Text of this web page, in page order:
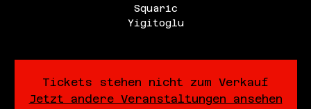
Squaric
Yigitoglu
Tickets stehen nicht zum Verkauf
Jetzt andere Veranstaltungen ansehen